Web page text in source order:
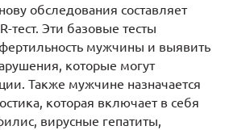
обследования составляет
тест. Эти базовые тесты
мужчины и выявить
которые могут
Также мужчине назначается
которая включает в себя
вирусные гепатиты,